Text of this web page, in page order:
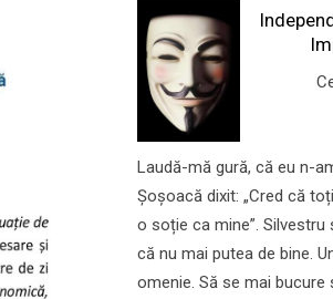
Laudă-mă gură, că eu n-
Șoșoacă dixit: „Cred că
o soție ca mine”.
că nu mai putea de bine.
omenie. Să se mai bucure